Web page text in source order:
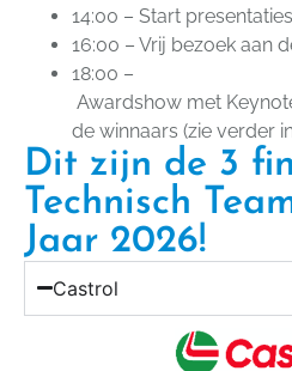
14:00 – Start presentaties
16:00 – Vrij bezoek aan
18:00 –
Awardshow met
de winnaars (zie verder
Dit zijn de 3
Technisch
Jaar 2026!
Castrol